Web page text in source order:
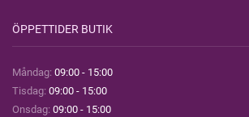
ÖPPETTIDER BUTIK
Måndag: 09:00 - 15:00
Tisdag: 09:00 - 15:00
Onsdag: 09:00 - 15:00